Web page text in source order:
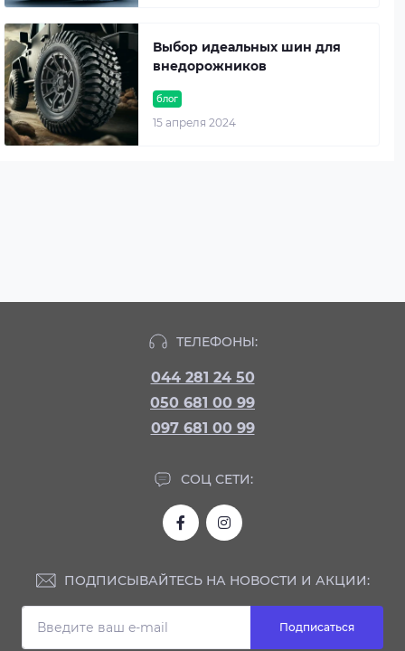
блог
15 апреля 2024
Выбор идеальных шин для
внедорожников
ТЕЛЕФОНЫ:
044 281 24 50
050 681 00 99
097 681 00 99
СОЦ СЕТИ:
ПОДПИСЫВАЙТЕСЬ НА НОВОСТИ И АКЦИИ:
Подписаться